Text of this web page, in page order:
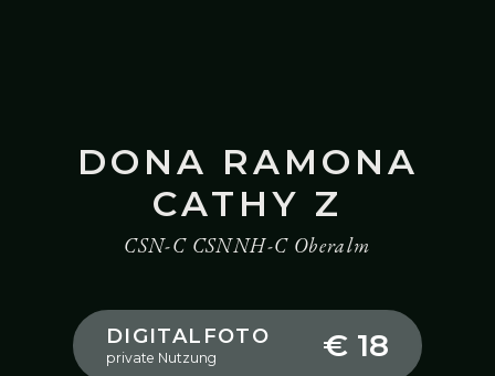
DONA RAMONA
CATHY Z
CSN-C CSNNH-C Oberalm
DIGITALFOTO
private Nutzung € 18